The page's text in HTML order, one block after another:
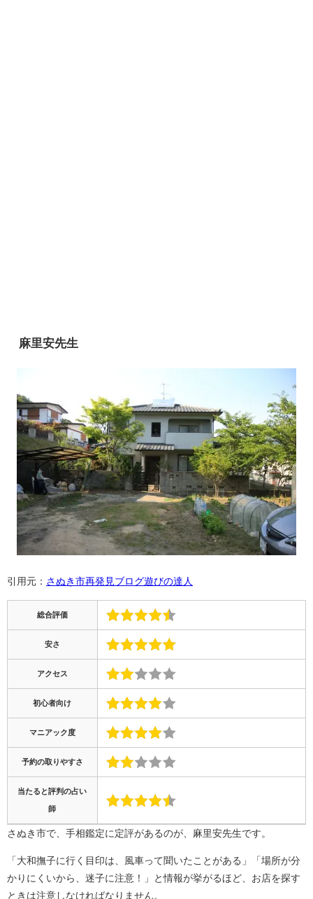
麻里安先生
引用元： さぬき市再発見ブログ遊びの達人
総合評価
安さ
アクセス
初心者向け
マニアック度
予約の取りやすさ
当たると評判の占い
師
さぬき市で、手相鑑定に定評があるのが、麻里安先生です。
「大和撫子に行く目印は、風車って聞いたことがある」「場所が分
かりにくいから、迷子に注意！」と情報が挙がるほど、お店を探す
ときは注意しなければなりません。